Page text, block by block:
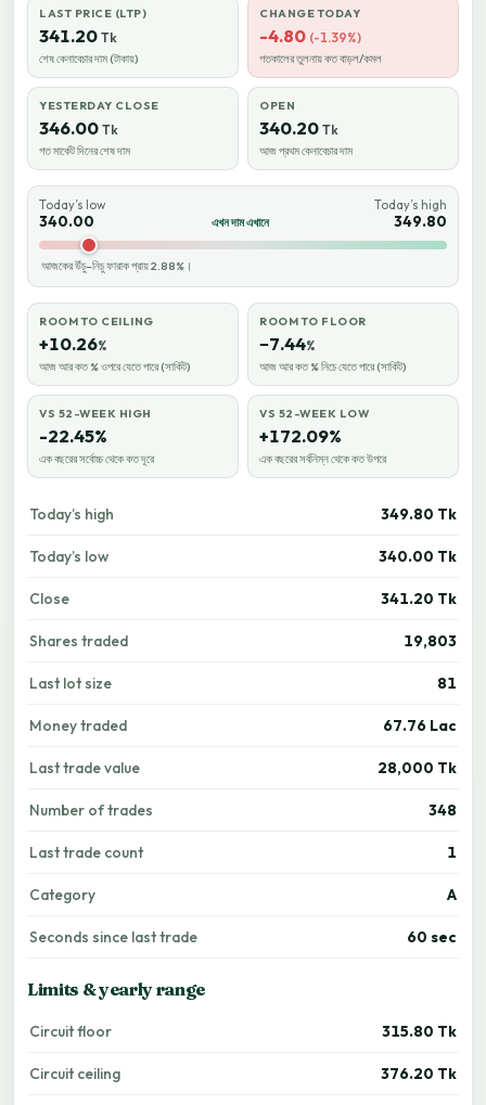
LAST PRICE (LTP)
341.20 Tk
শেষ কেনাবেচার দাম (টাকায়)
CHANGE TODAY
-4.80 (-1.39%)
গতকালের তুলনায় কত বাড়ল/কমল
YESTERDAY CLOSE
346.00 Tk
গত মার্কেট দিনের শেষ দাম
OPEN
340.20 Tk
আজ প্রথম কেনাবেচার দাম
Today’s low
340.00 এখন দাম এখানে
Today’s high
349.80
আজকের উঁচু–নিচু ফারাক প্রায় 2.88%।
ROOM TO CEILING
+10.26%
আজ আর কত % ওপরে যেতে পারে (সার্কিট)
ROOM TO FLOOR
−7.44%
আজ আর কত % নিচে যেতে পারে (সার্কিট)
VS 52-WEEK HIGH
-22.45%
এক বছরের সর্বোচ্চ থেকে কত দূরে
VS 52-WEEK LOW
+172.09%
এক বছরের সর্বনিম্ন থেকে কত উপরে
Today’s high 349.80 Tk
Today’s low 340.00 Tk
Close 341.20 Tk
Shares traded 19,803
Last lot size 81
Money traded 67.76 Lac
Last trade value 28,000 Tk
Number of trades 348
Last trade count 1
Category A
Seconds since last trade 60 sec
Limits & yearly range
Circuit floor 315.80 Tk
Circuit ceiling 376.20 Tk